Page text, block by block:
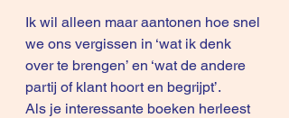
Ik wil alleen maar aantonen hoe snel
we ons vergissen in ‘wat ik denk
over te brengen’ en ‘wat de andere
partij of klant hoort en begrijpt’.
Als je interessante boeken herleest